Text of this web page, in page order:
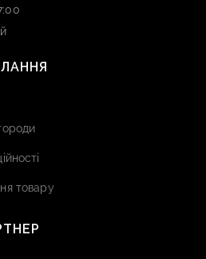
товару